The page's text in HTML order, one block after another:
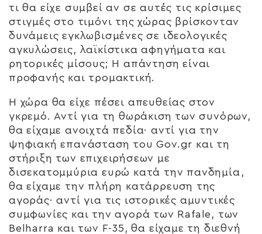
τι θα είχε συμβεί αν σε αυτές τις κρίσιμες
στιγμές στο τιμόνι της χώρας βρίσκονταν
δυνάμεις εγκλωβισμένες σε ιδεολογικές
αγκυλώσεις, λαϊκίστικα αφηγήματα και
ρητορικές μίσους; Η απάντηση είναι
προφανής και τρομακτική.
Η χώρα θα είχε πέσει απευθείας στον
γκρεμό. Αντί για τη θωράκιση των συνόρων,
θα είχαμε ανοιχτά πεδία· αντί για την
ψηφιακή επανάσταση του Gov.gr και τη
στήριξη των επιχειρήσεων με
δισεκατομμύρια ευρώ κατά την πανδημία,
θα είχαμε την πλήρη κατάρρευση της
αγοράς· αντί για τις ιστορικές αμυντικές
συμφωνίες και την αγορά των Rafale, των
Belharra και των F-35, θα είχαμε τη διεθνή